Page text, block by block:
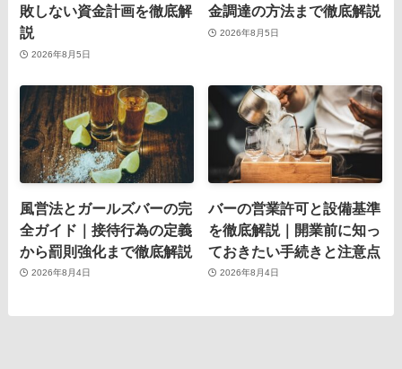
敗しない資金計画を徹底解
説
2026年8月5日
金調達の方法まで徹底解説
2026年8月5日
風営法とガールズバーの完
全ガイド｜接待行為の定義
から罰則強化まで徹底解説
2026年8月4日
バーの営業許可と設備基準
を徹底解説｜開業前に知っ
ておきたい手続きと注意点
2026年8月4日